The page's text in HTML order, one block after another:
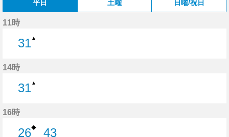
平日 土曜 日曜/祝日
11時
31▲
14時
31▲
16時
26◆
43